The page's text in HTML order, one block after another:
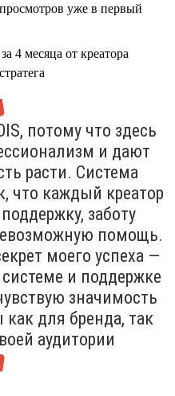
уже в первый
4 месяца от креатора
потому что здесь
и дают
расти. Система
что каждый креатор
заботу
помощь.
моего успеха —
и поддержке
значимость
для бренда, так
аудитории